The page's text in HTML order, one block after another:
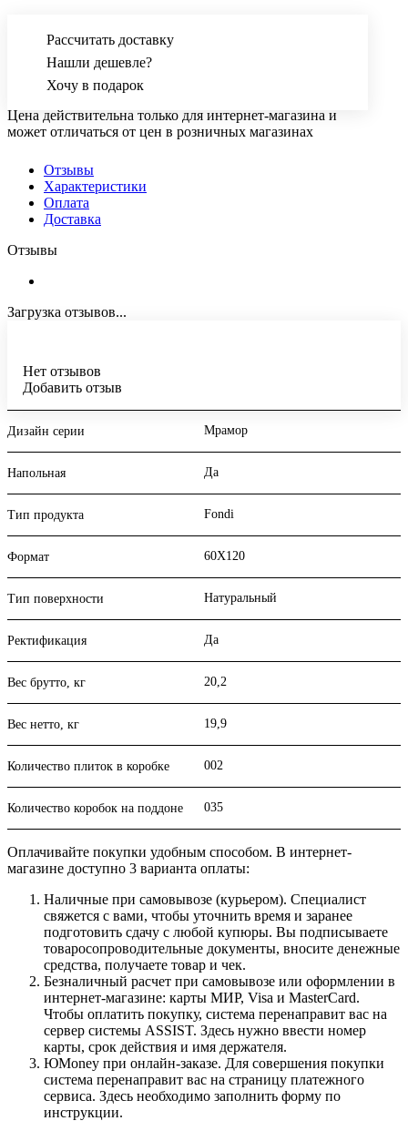
Рассчитать доставку
Нашли дешевле?
Хочу в подарок
Цена действительна только для интернет-магазина и
может отличаться от цен в розничных магазинах
Отзывы
Характеристики
Оплата
Доставка
Отзывы
Загрузка отзывов...
Нет отзывов
Добавить отзыв
Дизайн серии Мрамор
Напольная Да
Тип продукта Fondi
Формат 60X120
Тип поверхности Натуральный
Ректификация Да
Вес брутто, кг 20,2
Вес нетто, кг 19,9
Количество плиток в коробке 002
Количество коробок на поддоне 035
Оплачивайте покупки удобным способом. В интернет-
магазине доступно 3 варианта оплаты:
Наличные при самовывозе (курьером). Специалист
свяжется с вами, чтобы уточнить время и заранее
подготовить сдачу с любой купюры. Вы подписываете
товаросопроводительные документы, вносите денежные
средства, получаете товар и чек.
Безналичный расчет при самовывозе или оформлении в
интернет-магазине: карты МИР, Visa и MasterCard.
Чтобы оплатить покупку, система перенаправит вас на
сервер системы ASSIST. Здесь нужно ввести номер
карты, срок действия и имя держателя.
ЮMoney при онлайн-заказе. Для совершения покупки
система перенаправит вас на страницу платежного
сервиса. Здесь необходимо заполнить форму по
инструкции.